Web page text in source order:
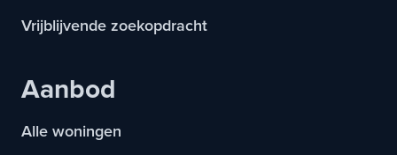
Vrijblijvende zoekopdracht
Aanbod
Alle woningen